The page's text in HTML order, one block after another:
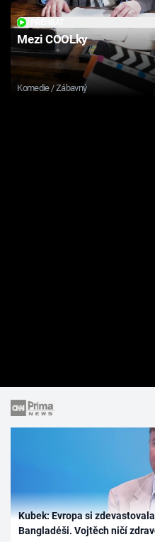
Mezi COOLky
Komedie / Zábavný
Kubek: Evropa si
Bangladéši. Vojtěch ničí